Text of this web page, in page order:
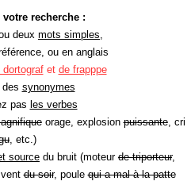
recherche :
deux mots simples
ou en anglais
dortografet de frapppe
synonymes
pas les verbes
orage, explosionpuissante, cri
, etc.)
source du bruit (moteur de triporteur,
du soir, poulequi a mal à la patte